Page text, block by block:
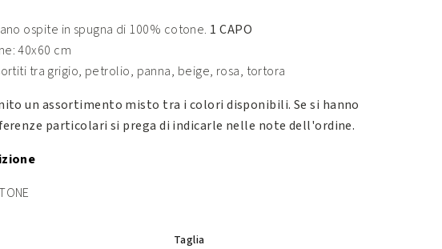
ospite in spugna di 100% cotone. 1 CAPO
40x60 cm
tra grigio, petrolio, panna, beige, rosa, tortora
un assortimento misto tra i colori disponibili. Se si hanno
particolari si prega di indicarle nelle note dell'ordine.
Taglia